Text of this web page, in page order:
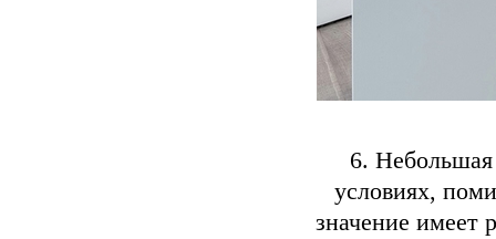
6.
условиях,
значение имеет